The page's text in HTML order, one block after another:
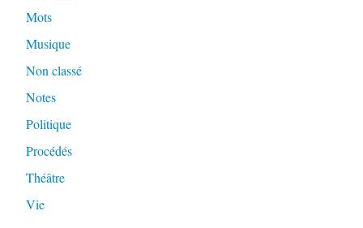
Mots
Musique
Non classé
Notes
Politique
Procédés
Théâtre
Vie